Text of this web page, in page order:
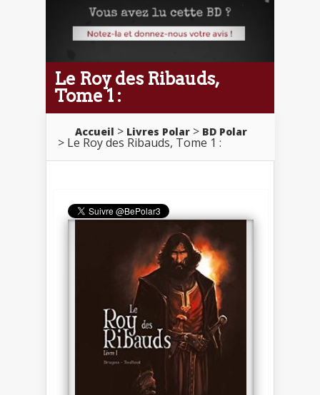
Le Roy des Ribauds,
Tome 1 :
Accueil Livres Polar BD Polar
Le Roy des Ribauds, Tome 1 :